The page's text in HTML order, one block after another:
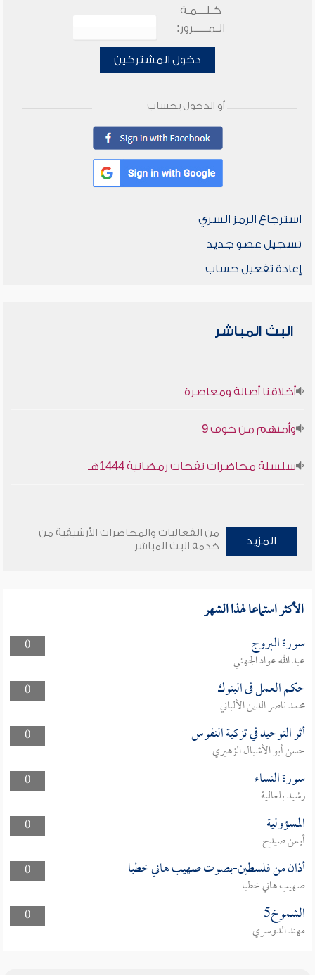
كـلـــمـة
الـمـــــرور:
دخول المشتركين
أو الدخول بحساب
استرجاع الرمز السري
تسجيل عضو جديد
إعادة تفعيل حساب
البث المباشر
أخلاقنا أصالة ومعاصرة
وأمنهم من خوف 9
سلسلة محاضرات نفحات رمضانية 1444هـ
المزيد
من الفعاليات والمحاضرات الأرشيفية من
خدمة البث المباشر
الأكثر استماعا لهذا الشهر
0 سورة البروج
عبد الله عواد الجهني
0
حكم العمل فى البنوك
محمد ناصر الدين الألباني
0
أثر التوحيد في تزكية النفوس
حسن أبو الأشبال الزهيري
0
سورة النساء
رشيد بلعالية
0
المسؤولية
أيمن صيدح
0
أذان من فلسطين-بصوت صهيب هاني خطبا
صهيب هاني خطبا
0
الشموخ5
مهند الدوسري